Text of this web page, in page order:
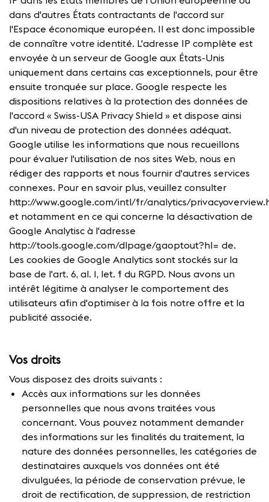
dans d'autres États contractants de l'accord sur
l'Espace économique européen. Il est donc impossible
de connaître votre identité. L'adresse IP complète est
envoyée à un serveur de Google aux États-Unis
uniquement dans certains cas exceptionnels, pour être
ensuite tronquée sur place. Google respecte les
dispositions relatives à la protection des données de
l'accord « Swiss-USA Privacy Shield » et dispose ainsi
d'un niveau de protection des données adéquat.
Google utilise les informations que nous recueillons
pour évaluer l'utilisation de nos sites Web, nous en
rédiger des rapports et nous fournir d'autres services
connexes. Pour en savoir plus, veuillez consulter
http://www.google.com/intl/fr/analytics/
et notamment en ce qui concerne la désactivation de
Google Analytisc à l'adresse
http://tools.google.com/dlpage/gaoptout?hl= de.
Les cookies de Google Analytics sont stockés sur la
base de l'art. 6, al. 1, let. f du RGPD. Nous avons un
intérêt légitime à analyser le comportement des
utilisateurs afin d'optimiser à la fois notre offre et la
publicité associée.
Vos droits
Vous disposez des droits suivants :
Accès aux informations sur les données
personnelles que nous avons traitées vous
concernant. Vous pouvez notamment demander
des informations sur les finalités du traitement, la
nature des données personnelles, les catégories de
destinataires auxquels vos données ont été
divulguées, la période de conservation prévue, le
droit de rectification, de suppression, de restriction